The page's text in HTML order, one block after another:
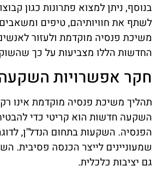
בנוסף, ניתן למצוא פתרונות כגון
לשתף את חוויותיהם, טיפים
משיכת פנסיה מוקדמת ולעזור
החדשות הללו מצביעות על כך
חקר אפשרויות
תהליך משיכת פנסיה מוקדמת אינו
השקעה חדשות הוא קריטי כדי
הפנסיה. השקעות בתחום הנדל"ן,
שמעוניינים לייצר הכנסה פסיבית.
גם יציבות כלכלית.